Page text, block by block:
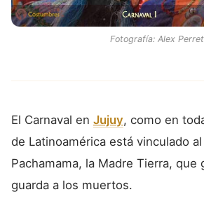
Fotografía: Alex Perret
El Carnaval en Jujuy, como en
de Latinoamérica está vinculado
Pachamama, la Madre Tierra, que
guarda a los muertos.